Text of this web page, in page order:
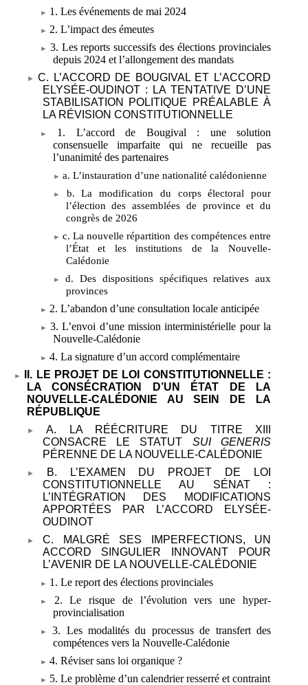
1. Les événements de mai 2024
2. L’impact des émeutes
3. Les reports successifs des élections provinciales
depuis 2024 et l’allongement des mandats
C. L’ACCORD DE BOUGIVAL ET L’ACCORD
ELYSÉE-OUDINOT : LA TENTATIVE D’UNE
STABILISATION POLITIQUE PRÉALABLE À
LA RÉVISION CONSTITUTIONNELLE
1. L’accord de Bougival
: une solution
consensuelle imparfaite qui ne recueille pas
l’unanimité des partenaires
a. L’instauration d’une nationalité calédonienne
b. La modification du corps électoral pour
l’élection des assemblées de province et du
congrès de 2026
c. La nouvelle répartition des compétences entre
l’État et les institutions de la Nouvelle-
Calédonie
d. Des dispositions spécifiques relatives aux
provinces
2. L’abandon d’une consultation locale anticipée
3. L’envoi d’une mission interministérielle pour la
Nouvelle-Calédonie
4. La signature d’un accord complémentaire
II. LE PROJET DE LOI CONSTITUTIONNELLE :
LA CONSÉCRATION D’UN ÉTAT DE LA
NOUVELLE-CALÉDONIE AU SEIN DE LA
RÉPUBLIQUE
A. LA RÉÉCRITURE DU TITRE
XIII
CONSACRE LE STATUT SUI GENERIS
PÉRENNE DE LA NOUVELLE-CALÉDONIE
B. L’EXAMEN DU PROJET DE LOI
CONSTITUTIONNELLE AU SÉNAT
:
L’INTÉGRATION DES MODIFICATIONS
APPORTÉES PAR L’ACCORD ELYSÉE-
OUDINOT
C. MALGRÉ SES IMPERFECTIONS, UN
ACCORD SINGULIER INNOVANT POUR
L’AVENIR DE LA NOUVELLE-CALÉDONIE
1. Le report des élections provinciales
2. Le risque de l’évolution vers une hyper-
provincialisation
3. Les modalités du processus de transfert des
compétences vers la Nouvelle-Calédonie
4. Réviser sans loi organique ?
5. Le problème d’un calendrier resserré et contraint